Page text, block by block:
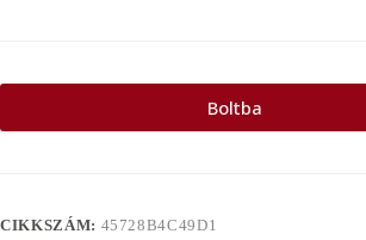
Boltba
CIKKSZÁM: 45728B4C49D1